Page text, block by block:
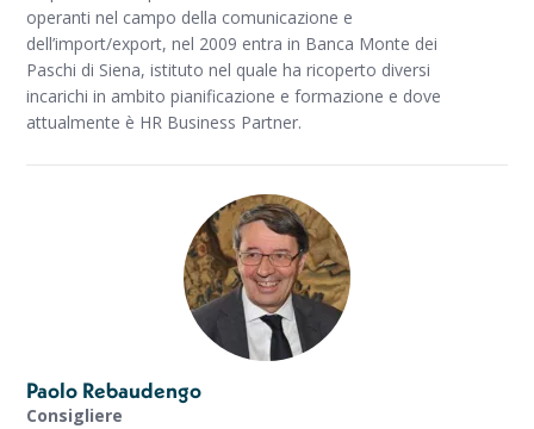
operanti nel campo della comunicazione e
dell’import/export, nel 2009 entra in Banca Monte dei
Paschi di Siena, istituto nel quale ha ricoperto diversi
incarichi in ambito pianificazione e formazione e dove
attualmente è HR Business Partner.
Paolo Rebaudengo
Consigliere